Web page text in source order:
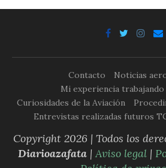
Contacto
Noticias
Mi experiencia trabajando
Curiosidades de la Aviación
Entrevistas realizadas futuros
Copyright 2026 | Todos los
Diarioazafata| Aviso legal|